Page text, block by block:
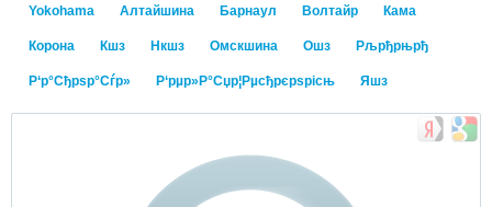
Yokohama Алтайшина Барнаул Волтайр Кама
Корона Кшз Нкшз Омскшина Ошз Рљрђрњрђ
Р‘р°Сђрѕр°Сѓр» Р‘рµр»Р°Сџр¦Рµсђрєрѕрісњ Яшз